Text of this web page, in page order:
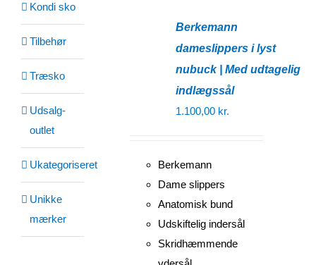
Berkemann
dameslippers i lyst
nubuck | Med udtagelig
indlægssål
1.100,00 kr.
Berkemann
Dame slippers
Anatomisk bund
Udskiftelig indersål
Skridhæmmende
Kondi sko
Tilbehør
Træsko
Udsalg-
outlet
Ukategoriseret
Unikke
mærker